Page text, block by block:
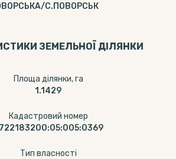
С.ПОВОРСЬК
ЗЕМЕЛЬНОЇ ДІЛЯНКИ
Площа ділянки, га
1.1429
Кадастровий номер
Тип власності